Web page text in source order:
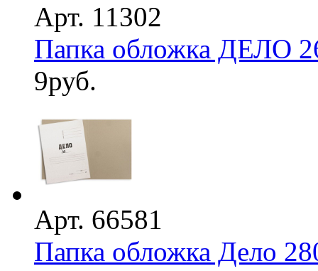
Арт. 11302
Папка обложка ДЕЛО
9руб.
Арт. 66581
Папка обложка Дело